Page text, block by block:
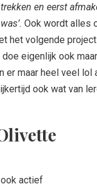
en eerst
Ook wordt alles
het volgende
doe eigenlijk ook
er maar heel veel lol
ook wat van
actief